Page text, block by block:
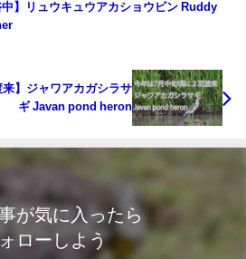
中】リュウキュウアカショウビン Ruddy
来】ジャワアカガシラサ
ギ Javan pond heron
が気に入ったら
ローしよう